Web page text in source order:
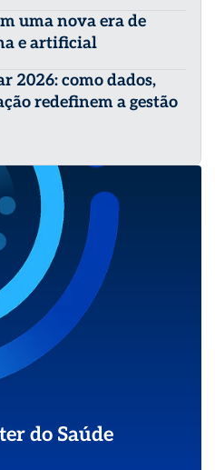
uma nova era de
e artificial
2026: como dados,
redefinem a gestão
do Saúde